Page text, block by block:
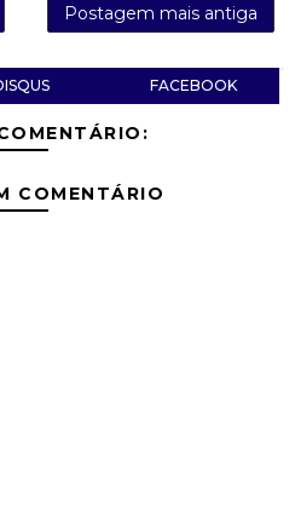
Postagem mais antiga
FACEBOOK
COMENTÁRIO